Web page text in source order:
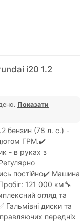
i20 1.2
Показати
бензин (78 л. с.) -
ГРМ.✔️
- в руках з
постійно✔️ Машина
121 000 км🔧
огляд та
Гальмівні диски та
передніх